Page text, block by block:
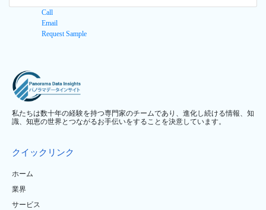
Call
Email
Request Sample
私たちは数十年の経験を持つ専門家のチームであり、進化し続ける情報、知
識、知恵の世界とつながるお手伝いをすることを決意しています。
クイックリンク
ホーム
業界
サービス